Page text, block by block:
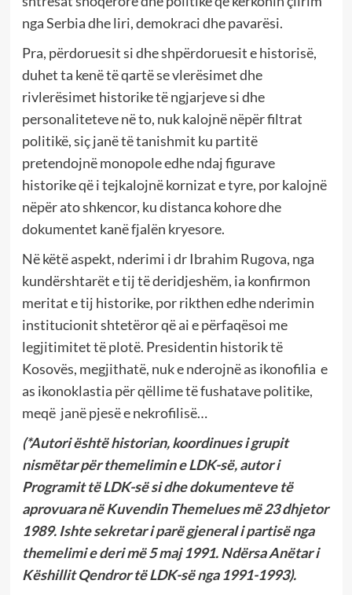
nga Serbia dhe liri, demokraci dhe pavarësi.
Pra, përdoruesit si dhe shpërdoruesit e historisë,
duhet ta kenë të qartë se vlerësimet dhe
rivlerësimet historike të ngjarjeve si dhe
personaliteteve në to, nuk kalojnë nëpër filtrat
politikë, siç janë të tanishmit ku partitë
pretendojnë monopole edhe ndaj figurave
historike që i tejkalojnë kornizat e tyre, por kalojnë
nëpër ato shkencor, ku distanca kohore dhe
dokumentet kanë fjalën kryesore.
Në këtë aspekt, nderimi i dr Ibrahim Rugova, nga
kundërshtarët e tij të deridjeshëm, ia konfirmon
meritat e tij historike, por rikthen edhe nderimin
institucionit shtetëror që ai e përfaqësoi me
legjitimitet të plotë. Presidentin historik të
Kosovës, megjithatë, nuk e nderojnë as ikonofilia e
as ikonoklastia për qëllime të fushatave politike,
meqë janë pjesë e nekrofilisë…
(*Autori është historian, koordinues i grupit
nismëtar për themelimin e LDK-së, autor i
Programit të LDK-së si dhe dokumenteve të
aprovuara në Kuvendin Themelues më 23 dhjetor
1989. Ishte sekretar i parë gjeneral i partisë nga
themelimi e deri më 5 maj 1991. Ndërsa Anëtar i
Këshillit Qendror të LDK-së nga 1991-1993).